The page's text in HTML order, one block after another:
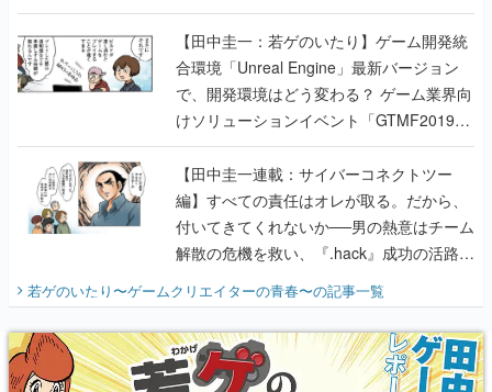
のいたり】
【田中圭一：若ゲのいたり】ゲーム開発統
合環境「Unreal Engine」最新バージョン
で、開発環境はどう変わる？ ゲーム業界向
けソリューションイベント「GTMF2019」
に行って、より理解を深めよう【PR】
【田中圭一連載：サイバーコネクトツー
編】すべての責任はオレが取る。だから、
付いてきてくれないか──男の熱意はチーム
解散の危機を救い、『.hack』成功の活路を
開く。業界の快男児・松山 洋に流れる血は
『少年ジャンプ』色だった【若ゲのいた
り】
若ゲのいたり〜ゲームクリエイターの青春〜の記事一覧